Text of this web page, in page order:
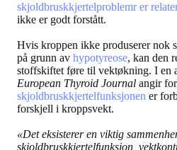
skjoldbruskkjertelproblemr er
ikke er godt forstått.
Hvis kroppen ikke produserer nok
på grunn av hypotyreose, kan den
stoffskiftet føre til vektøkning. I en
European Thyroid Journal angir
skjoldbruskkjertelfunksjonen er
forskjell i kroppsvekt.
«Det eksisterer en viktig
skjoldbruskkjertelfunksjon,